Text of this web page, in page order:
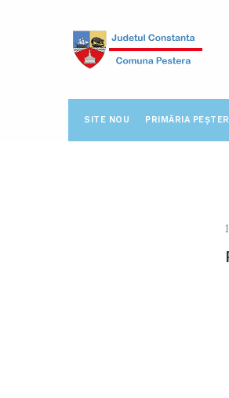
SITE NOU PRIMĂRIA